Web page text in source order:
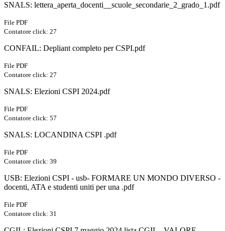
SNALS: lettera_aperta_docenti__scuole_secondarie_2_grado_1.pdf
File PDF
Contatore click: 27
CONFAIL: Depliant completo per CSPI.pdf
File PDF
Contatore click: 27
SNALS: Elezioni CSPI 2024.pdf
File PDF
Contatore click: 57
SNALS: LOCANDINA CSPI .pdf
File PDF
Contatore click: 39
USB: Elezioni CSPI - usb- FORMARE UN MONDO DIVERSO -
docenti, ATA e studenti uniti per una .pdf
File PDF
Contatore click: 31